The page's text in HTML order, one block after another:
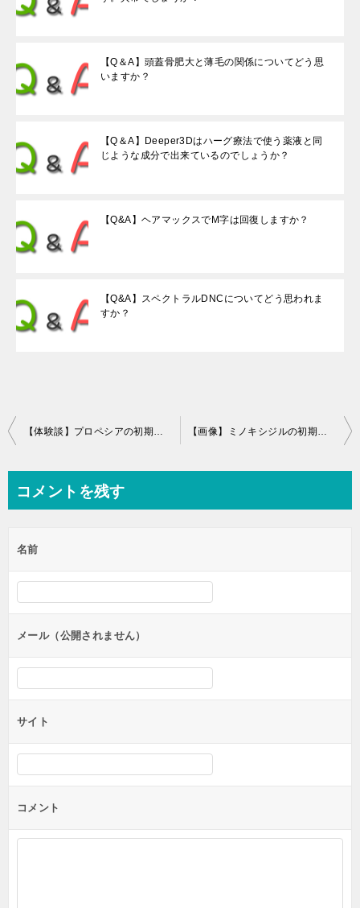
【Q＆A】頭蓋骨肥大と薄毛の関係についてどう思
いますか？
【Q＆A】Deeper3Dはハーグ療法で使う薬液と同
じような成分で出来ているのでしょうか？
【Q&A】ヘアマックスでM字は回復しますか？
【Q&A】スペクトラルDNCについてどう思われま
すか？
投
ビ
ー
シ
ョ
ン
コメントを残す
名前
メール（公開されません）
サイト
コメント